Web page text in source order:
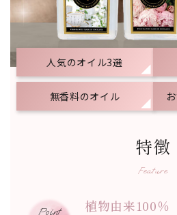
人気のオイル3選
無香料のオイル
特徴
Feature
植物由来100％